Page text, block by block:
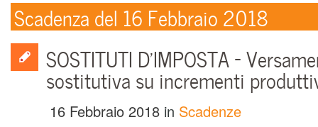
Scadenza del 16 Febbraio 2018
SOSTITUTI D’IMPOSTA –
sostitutiva su incrementi
16 Febbraio 2018 in Scadenze